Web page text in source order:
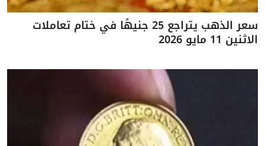
سعر الذهب يتراجع 25 جنيهًا في ختام تعاملات
الاثنين 11 مايو 2026